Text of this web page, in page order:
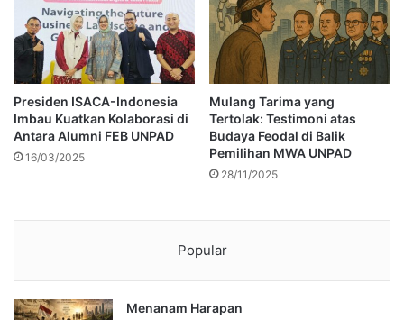
Presiden ISACA-Indonesia
Imbau Kuatkan Kolaborasi di
Antara Alumni FEB UNPAD
16/03/2025
Mulang Tarima yang
Tertolak: Testimoni atas
Budaya Feodal di Balik
Pemilihan MWA UNPAD
28/11/2025
Popular
Menanam Harapan